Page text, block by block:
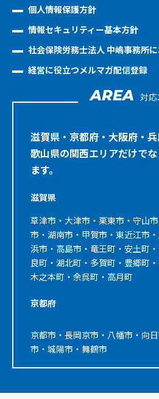
個人情報保護方針
情報セキュリティー基本方針
社会保険労務士法人 中嶋事務所
経営に役立つメルマガ配信登録
AREA 対
滋賀県・京都府・大阪府・
歌山県の関西エリアだけで
ます。
滋賀県
草津市・大津市・栗東市・守山
市・湖南市・甲賀市・東近江市
浜市・高島市・竜王町・安土町
良町・湖北町・多賀町・豊郷町
木之本町・余呉町・高月町
京都府
京都市・長岡京市・八幡市・向
市・城陽市・舞鶴市